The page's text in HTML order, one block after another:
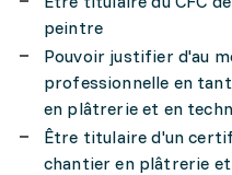
peintre
Pouvoir justifier d'au
professionnelle en
en plâtrerie et en
Être titulaire d'un
chantier en plâtrerie